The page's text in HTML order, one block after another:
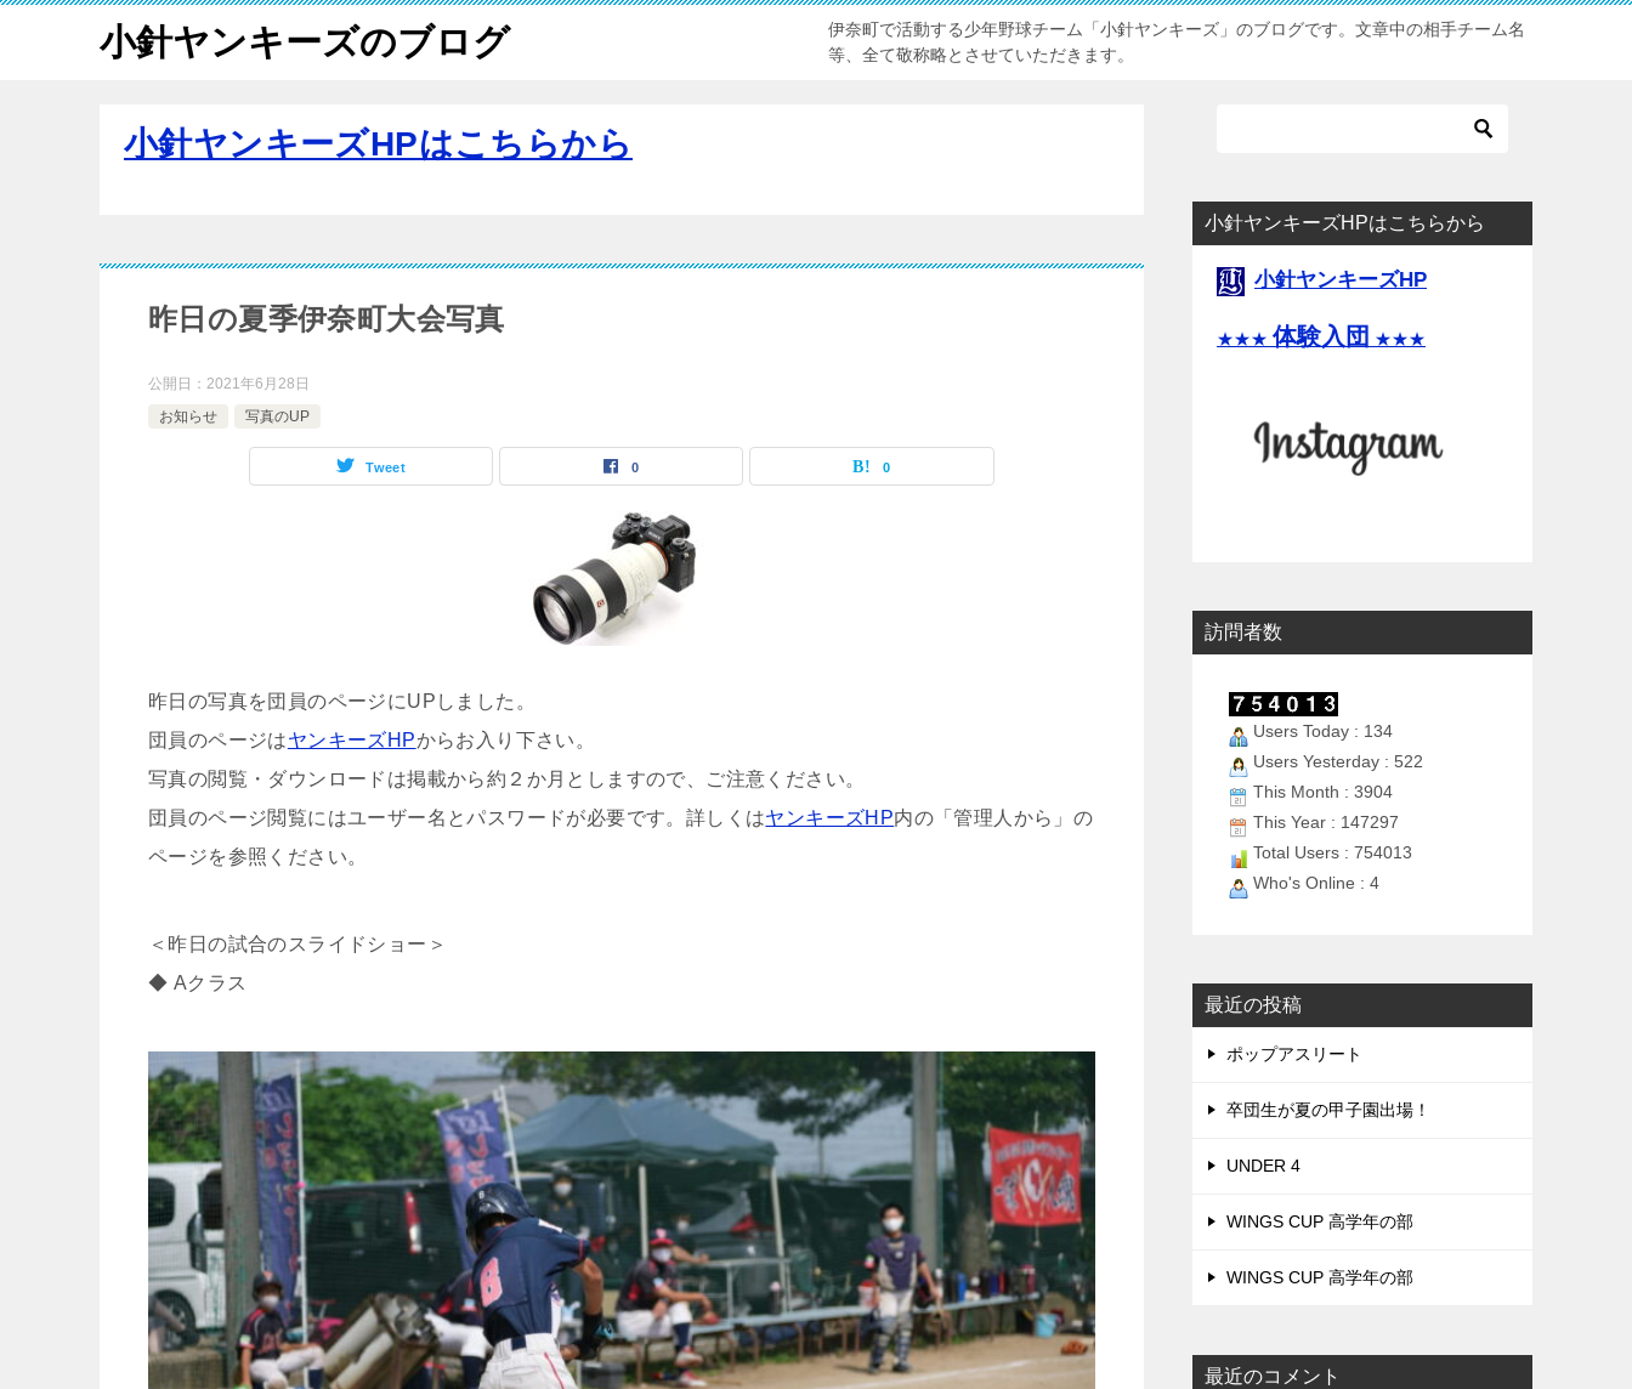
小針ヤンキーズのブログ
伊奈町で活動する少年野球チーム「小針ヤンキーズ」のブログです。文章中の相手チーム名
等、全て敬称略とさせていただきます。
小針ヤンキーズHPはこちらから
昨日の夏季伊奈町大会写真
公開日： 2021年6月28日
お知らせ
写真のUP
Tweet 0 0
昨日の写真を団員のページにUPしました。
団員のページはヤンキーズHPからお入り下さい。
写真の閲覧・ダウンロードは掲載から約２か月としますので、ご注意ください。
団員のページ閲覧にはユーザー名とパスワードが必要です。詳しくはヤンキーズHP内の「管理人から」の
ページを参照ください。
＜昨日の試合のスライドショー＞
◆ Aクラス
小針ヤンキーズHPはこちらから
小針ヤンキーズHP
★★★ 体験入団 ★★★
訪問者数
Users Today : 134
Users Yesterday : 522
This Month : 3904
This Year : 147297
Total Users : 754013
Who's Online : 4
最近の投稿
ポップアスリート
卒団生が夏の甲子園出場！
UNDER 4
WINGS CUP 高学年の部
WINGS CUP 高学年の部
最近のコメント